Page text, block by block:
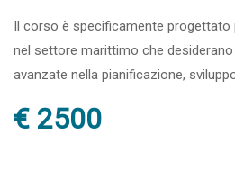
Il corso è specificamente
nel settore marittimo che
avanzate nella pianificazione,
€ 2500